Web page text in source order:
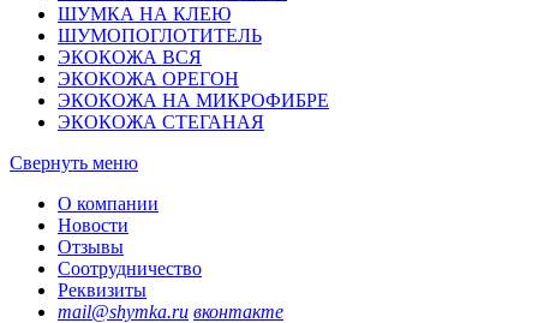
ШУМКА НА КЛЕЮ
ШУМОПОГЛОТИТЕЛЬ
ЭКОКОЖА ВСЯ
ЭКОКОЖА ОРЕГОН
ЭКОКОЖА НА МИКРОФИБРЕ
ЭКОКОЖА СТЕГАНАЯ
Свернуть меню
О компании
Новости
Отзывы
Соотрудничество
Реквизиты
mail@shymka.ru вконтакте